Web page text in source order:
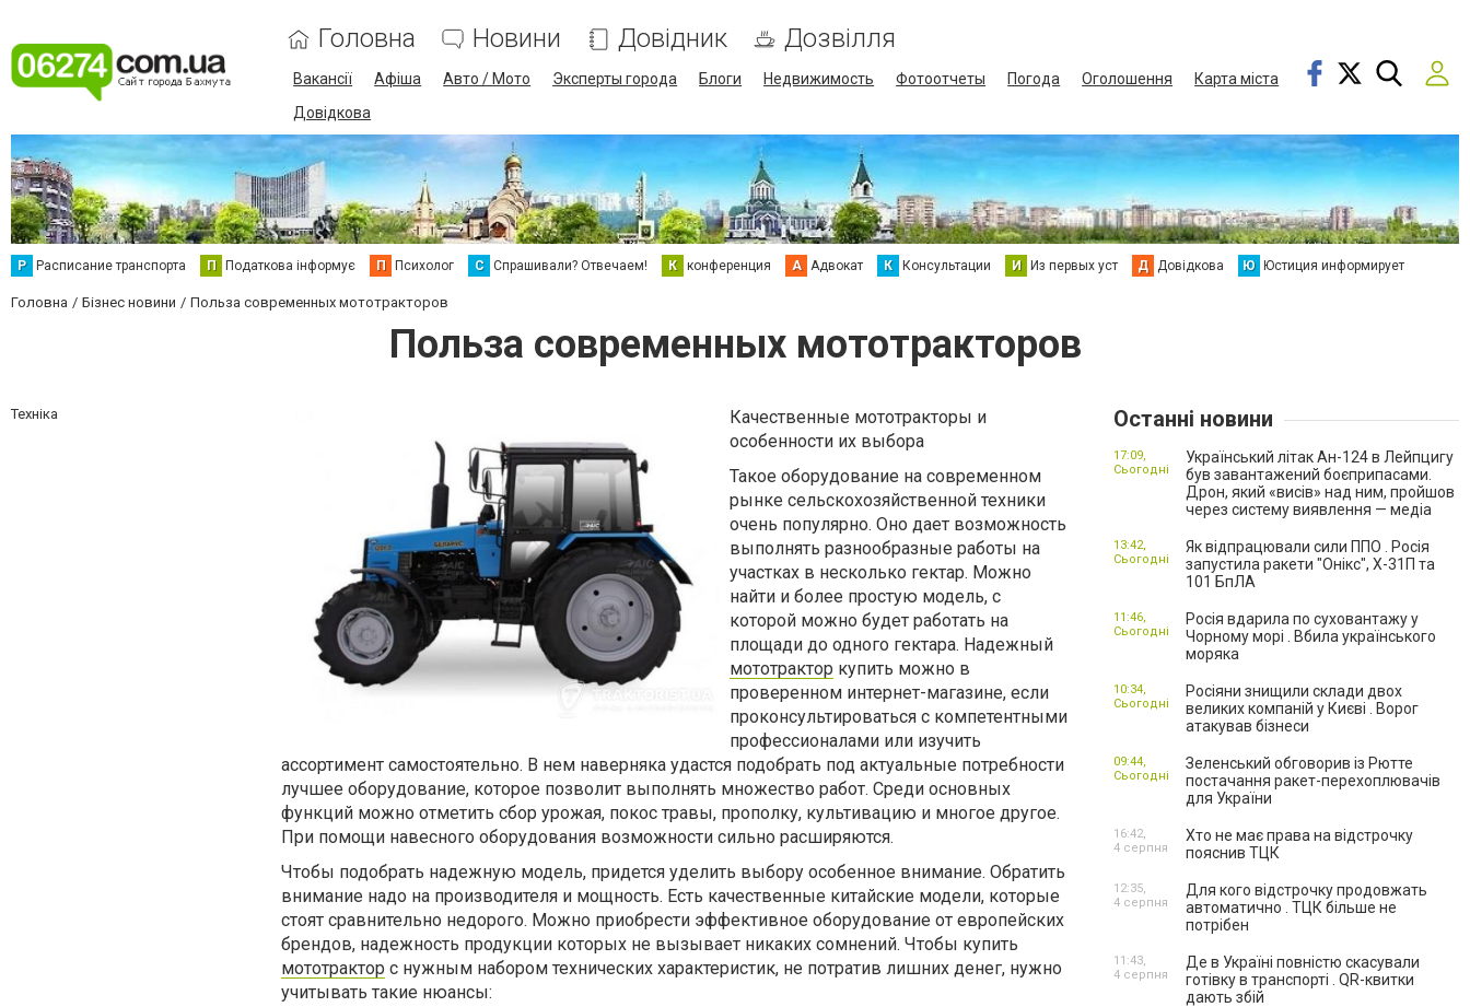
Головна Новини Довідник Дозвілля
Вакансії Афіша Авто / Мото Эксперты города Блоги Недвижимость Фотоотчеты Погода Оголошення
Карта міста
Довідкова
Р Расписание транспорта П Податкова інформує П Психолог С Спрашивали? Отвечаем! К конференция А Адвокат К Консультации И Из первых уст Д Довідкова Ю Юстиция информирует
Головна Бізнес новини Польза современных мототракторов
Польза современных мототракторов
Техніка
Качественные мототракторы и
особенности их выбора
Такое оборудование на современном
рынке сельскохозяйственной техники
очень популярно. Оно дает возможность
выполнять разнообразные работы на
участках в несколько гектар. Можно
найти и более простую модель, с
которой можно будет работать на
площади до одного гектара. Надежный
мототрактор купить можно в
проверенном интернет-магазине, если
проконсультироваться с компетентными
профессионалами или изучить
ассортимент самостоятельно. В нем наверняка удастся подобрать под актуальные потребности
лучшее оборудование, которое позволит выполнять множество работ. Среди основных
функций можно отметить сбор урожая, покос травы, прополку, культивацию и многое другое.
При помощи навесного оборудования возможности сильно расширяются.
Чтобы подобрать надежную модель, придется уделить выбору особенное внимание. Обратить
внимание надо на производителя и мощность. Есть качественные китайские модели, которые
стоят сравнительно недорого. Можно приобрести эффективное оборудование от европейских
брендов, надежность продукции которых не вызывает никаких сомнений. Чтобы купить
мототрактор с нужным набором технических характеристик, не потратив лишних денег, нужно
учитывать такие нюансы:
Останні новини
Український літак Ан-124 в Лейпцигу
був завантажений боєприпасами.
Дрон, який «висів» над ним, пройшов
через систему виявлення — медіа
17:09,
Сьогодні
Як відпрацювали сили ППО . Росія
запустила ракети "Онікс", Х-31П та
101 БпЛА
13:42,
Сьогодні
Росія вдарила по суховантажу у
Чорному морі . Вбила українського
моряка
11:46,
Сьогодні
Росіяни знищили склади двох
великих компаній у Києві . Ворог
атакував бізнеси
10:34,
Сьогодні
Зеленський обговорив із Рютте
постачання ракет-перехоплювачів
для України
09:44,
Сьогодні
Хто не має права на відстрочку
пояснив ТЦК
16:42,
4 серпня
Для кого відстрочку продовжать
автоматично . ТЦК більше не
потрібен
12:35,
4 серпня
Де в Україні повністю скасували
готівку в транспорті . QR-квитки
дають збій
11:43,
4 серпня